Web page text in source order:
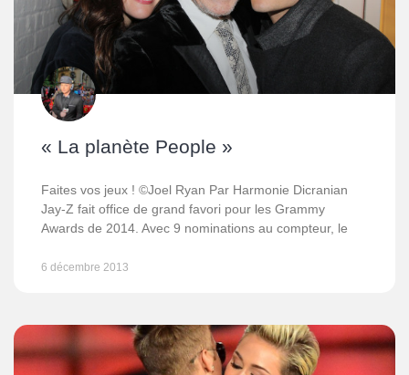
« La planète People »
Faites vos jeux ! ©Joel Ryan Par Harmonie Dicranian
Jay-Z fait office de grand favori pour les Grammy
Awards de 2014. Avec 9 nominations au compteur, le
6 décembre 2013